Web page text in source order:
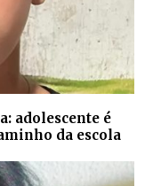
adolescente é
da escola